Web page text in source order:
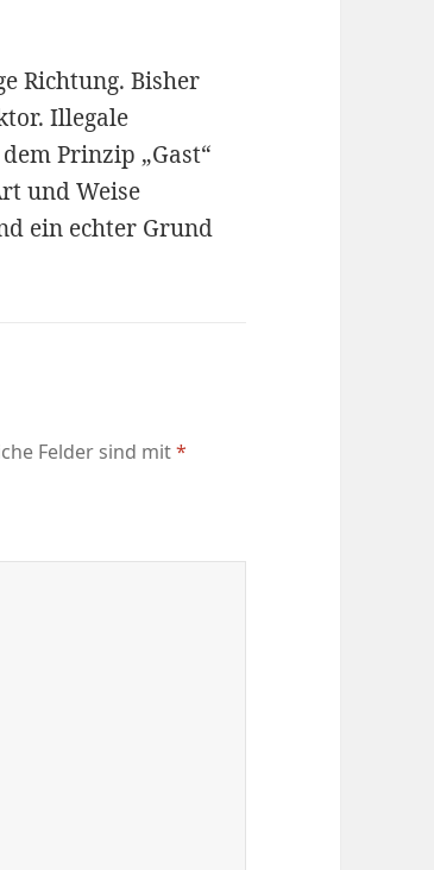
Richtung. Bisher
Illegale
Prinzip „Gast“
und Weise
ein echter Grund
Felder sind mit*